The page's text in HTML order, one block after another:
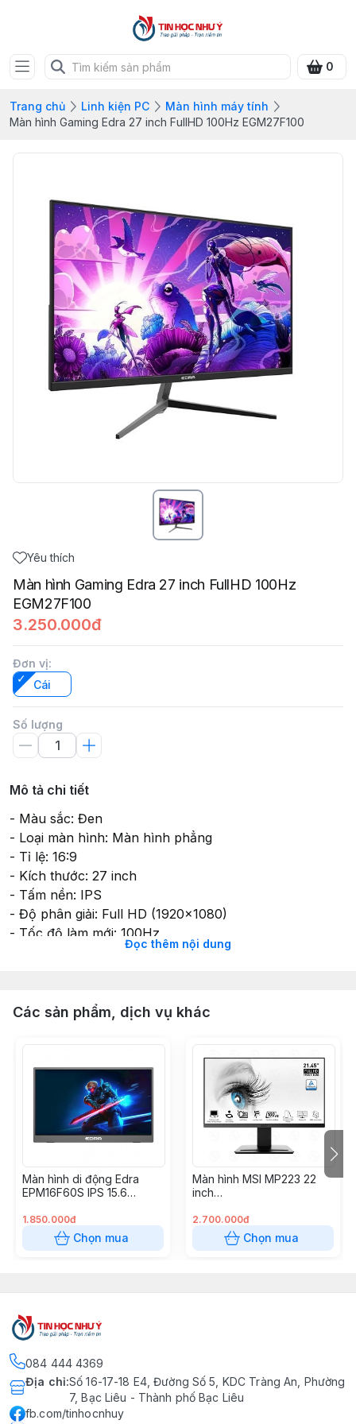
0
Trang chủ Linh kiện PC
Màn hình máy tính
Màn hình Gaming Edra 27 inch FullHD 100Hz EGM27F100
Yêu thích
Màn hình Gaming Edra 27 inch FullHD 100Hz
EGM27F100
3.250.000đ
Đơn vị:
Cái
Số lượng
Mô tả chi tiết
- Màu sắc: Đen
- Loại màn hình: Màn hình phẳng
- Tỉ lệ: 16:9
- Kích thước: 27 inch
- Tấm nền: IPS
- Độ phân giải: Full HD (1920x1080)
- Tốc độ làm mới: 100Hz
- Màu hiển thị: 16.
Đọc thêm nội dung
Các sản phẩm, dịch vụ khác
Màn hình di động Edra
EPM16F60S IPS 15.6
1.850.000đ
Chọn mua
Màn hình MSI MP223 22
inch
MI)
2.700.000đ
Chọn mua
084 444 4369
Địa chỉ:Số 16-17-18 E4, Đường Số 5, KDC Tràng An, Phường
7, Bạc Liêu - Thành phố Bạc Liêu
fb.com/tinhocnhuy